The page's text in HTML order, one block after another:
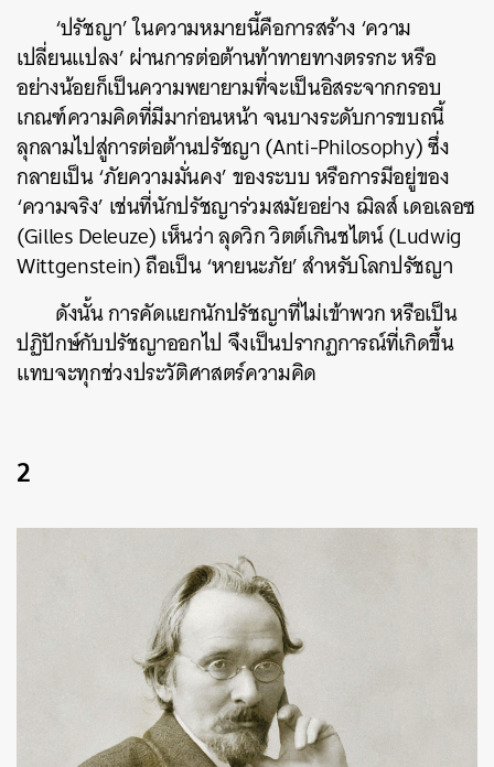
‘ปรัชญา’ ในความหมายนี้คือการสร้าง ‘ความ
เปลี่ยนแปลง’ ผ่านการต่อต้านท้าทายทางตรรกะ หรือ
อย่างน้อยก็เป็นความพยายามที่จะเป็นอิสระจากกรอบ
เกณฑ์ความคิดที่มีมาก่อนหน้า จนบางระดับการขบถนี้
ลุกลามไปสู่การต่อต้านปรัชญา (Anti-Philosophy) ซึ่ง
กลายเป็น ‘ภัยความมั่นคง’ ของระบบ หรือการมีอยู่ของ
‘ความจริง’ เช่นที่นักปรัชญาร่วมสมัยอย่าง ฌิลส์ เดอเลอซ
(Gilles Deleuze) เห็นว่า ลุดวิก วิตต์เกินชไตน์ (Ludwig
Wittgenstein) ถือเป็น ‘หายนะภัย’ สำหรับโลกปรัชญา
ดังนั้น การคัดแยกนักปรัชญาที่ไม่เข้าพวก หรือเป็น
ปฏิปักษ์กับปรัชญาออกไป จึงเป็นปรากฏการณ์ที่เกิดขึ้น
แทบจะทุกช่วงประวัติศาสตร์ความคิด
2